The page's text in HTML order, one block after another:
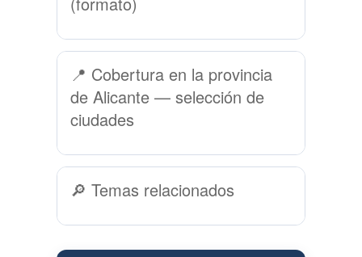
📍 Cobertura en la provincia
de Alicante — selección de
ciudades
🔎 Temas relacionados